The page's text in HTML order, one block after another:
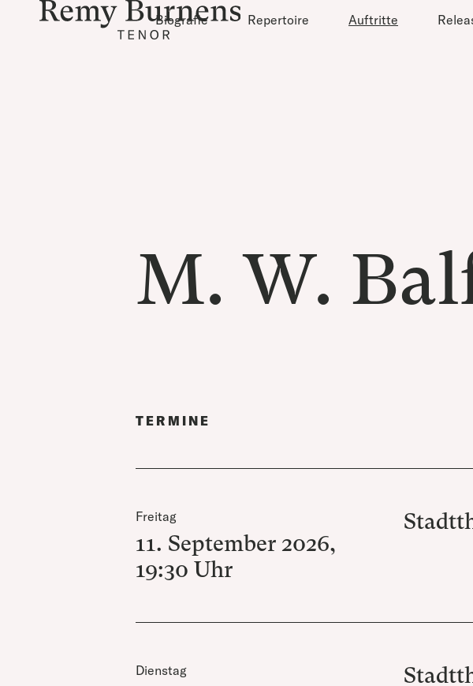
Biografie Repertoire Auftritte
M. W.
TERMINE
Freitag
11. September 2026,
19:30 Uhr
Dienstag